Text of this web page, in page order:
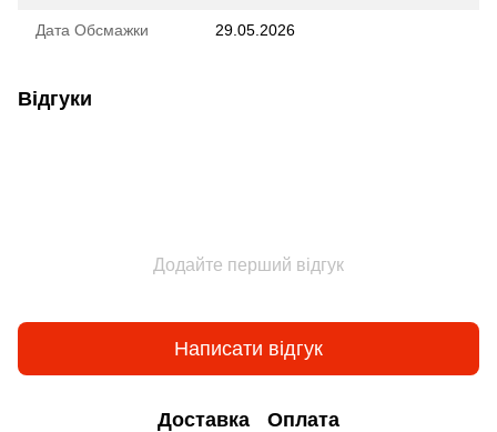
Дата Обсмажки 29.05.2026
Відгуки
Додайте перший відгук
Написати відгук
Доставка Оплата